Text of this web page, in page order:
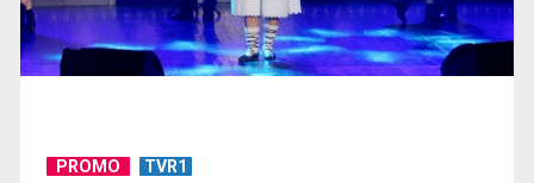
David Gimenéz Carreras dirijează nu doar muzicienii, ci și
sufletul lor: ...
PROMO TVR1